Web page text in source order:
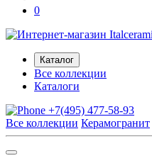
0
Каталог
Все коллекции
Каталоги
+7(495) 477-58-93
Все коллекции Керамогранит